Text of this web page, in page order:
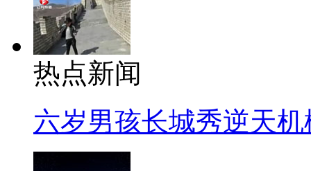
热点新闻
六岁男孩长城秀逆天机